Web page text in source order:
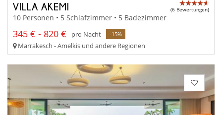
VILLA AKEMI (6 Bewertungen)
10 Personen • 5 Schlafzimmer • 5 Badezimmer
345 € - 820 € pro Nacht -15%
Marrakesch - Amelkis und andere Regionen